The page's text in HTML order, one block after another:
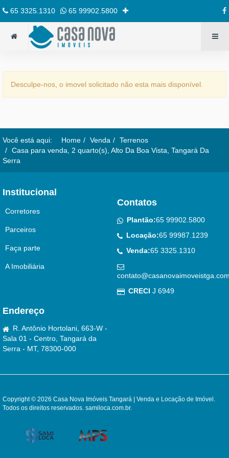
65 3325.1310 65 99902.5800
Desculpe-nos, o imovel solicitado não esta mais disponível.
Você está aqui: Home Venda
Terrenos
Casa para venda, 2 quarto(s), Alto Da Boa Vista, Tangará Da
Serra
Institucional
Corretores
Parceiros
Faça parte
A Imobiliária
Contatos
Plantão:65 99902.5800
Locação:65 99987.1239
Venda:65 3325.1310
CRECI J 6949
Endereço
R. Antônio Hortolani, 663-W -
Sala 01 - Centro, Tangará da
Serra - MT, 78300-000
Copyright © 2026 Casa Nova Imóveis Tangará | Venda e Locação de Imóvel.
Todos os direitos reservados. samiloca.com.br.